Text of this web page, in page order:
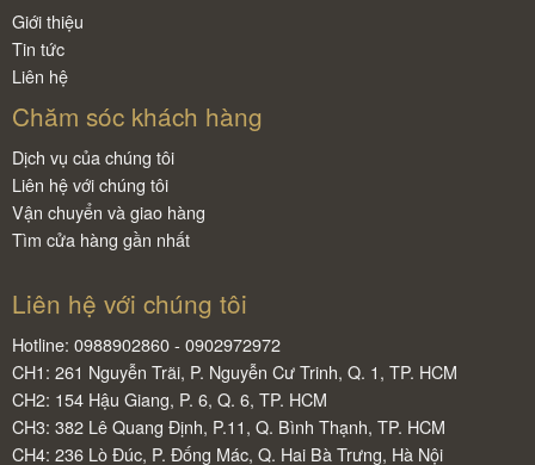
Giới thiệu
Tin tức
Liên hệ
Chăm sóc khách hàng
Dịch vụ của chúng tôi
Liên hệ với chúng tôi
Vận chuyển và giao hàng
Tìm cửa hàng gần nhất
Liên hệ với chúng tôi
Hotline: 0988902860 - 0902972972
CH1: 261 Nguyễn Trãi, P. Nguyễn Cư Trinh, Q. 1, TP. HCM
CH2: 154 Hậu Giang, P. 6, Q. 6, TP. HCM
CH3: 382 Lê Quang Định, P.11, Q. Bình Thạnh, TP. HCM
CH4: 236 Lò Đúc, P. Đống Mác, Q. Hai Bà Trưng, Hà Nội